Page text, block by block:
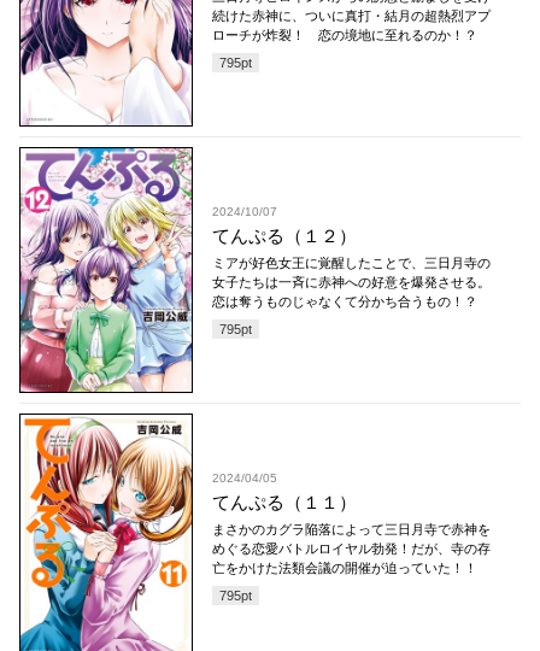
続けた赤神に、ついに真打・結月の超熱烈アプ
ローチが炸裂！ 恋の境地に至れるのか！？
795pt
2024/10/07
てんぷる（１２）
ミアが好色女王に覚醒したことで、三日月寺の
女子たちは一斉に赤神への好意を爆発させる。
恋は奪うものじゃなくて分かち合うもの！？
795pt
2024/04/05
てんぷる（１１）
まさかのカグラ陥落によって三日月寺で赤神を
めぐる恋愛バトルロイヤル勃発！だが、寺の存
亡をかけた法類会議の開催が迫っていた！！
795pt